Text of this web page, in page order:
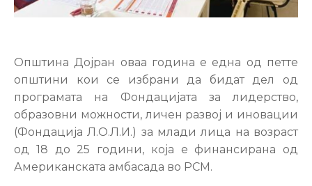
Настани
Општина Дојран оваа година е една од петте
општини кои се избрани да бидат дел од
програмата на Фондацијата за лидерство,
образовни можности, личен развој и иновации
(Фондација Л.О.Л.И.) за млади лица на возраст
од 18 до 25 години, која е финансирана од
Американската амбасада во РСМ.